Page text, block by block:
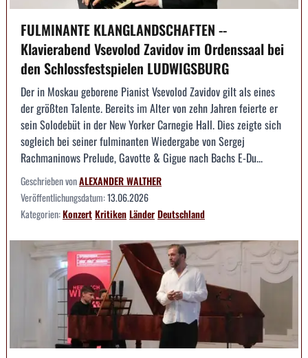
FULMINANTE KLANGLANDSCHAFTEN --
Klavierabend Vsevolod Zavidov im Ordenssaal bei
den Schlossfestspielen LUDWIGSBURG
Der in Moskau geborene Pianist Vsevolod Zavidov gilt als eines
der größten Talente. Bereits im Alter von zehn Jahren feierte er
sein Solodebüt in der New Yorker Carnegie Hall. Dies zeigte sich
sogleich bei seiner fulminanten Wiedergabe von Sergej
Rachmaninows Prelude, Gavotte & Gigue nach Bachs E-Du...
Geschrieben vonALEXANDER WALTHER
Veröffentlichungsdatum:13.06.2026
Kategorien:KonzertKritikenLänderDeutschland